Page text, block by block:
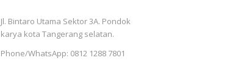
Jl. Bintaro Utama Sektor 3A. Pondok
karya kota Tangerang selatan.
Phone/WhatsApp: 0812 1288 7801